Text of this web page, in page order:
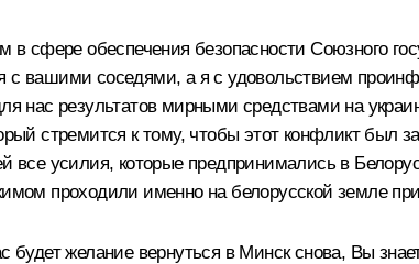
в сфере обеспечения безопасности Союзного
с вашими соседями, а я с удовольствием
нас результатов мирными средствами на
стремится к тому, чтобы этот конфликт
все усилия, которые предпринимались в
проходили именно на белорусской земле
будет желание вернуться в Минск снова, Вы